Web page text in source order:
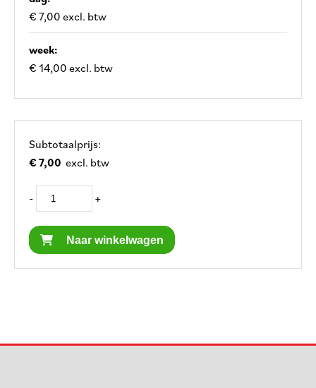
€ 7,00 excl. btw
week:
€ 14,00 excl. btw
Subtotaalprijs:
€ 7,00 excl. btw
- +
Naar winkelwagen